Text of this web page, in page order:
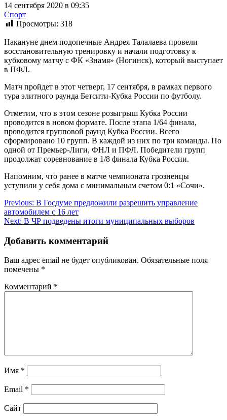
14 сентября 2020 в 09:35
Спорт
Просмотры: 318
Накануне днем подопечные Андрея Талалаева провели
восстановительную тренировку и начали подготовку к
кубковому матчу с ФК «Знамя» (Ногинск), который выступает
в ПФЛ.
Матч пройдет в этот четверг, 17 сентября, в рамках первого
тура элитного раунда Бетсити-Кубка России по футболу.
Отметим, что в этом сезоне розыгрыш Кубка России
проводится в новом формате. После этапа 1/64 финала,
проводится групповой раунд Кубка России. Всего
сформировано 10 групп. В каждой из них по три команды. По
одной от Премьер-Лиги, ФНЛ и ПФЛ. Победители групп
продолжат соревнование в 1/8 финала Кубка России.
Напомним, что ранее в матче чемпионата грозненцы
уступили у себя дома с минимальным счетом 0:1 «Сочи».
Навигация
по
Previous: В Госдуме предложили разрешить управление
автомобилем с 16 лет
Next: В ЧР подведены итоги муниципальных выборов
Добавить комментарий
Ваш адрес email не будет опубликован. Обязательные поля
помечены *
Комментарий *
Имя *
Email *
Сайт